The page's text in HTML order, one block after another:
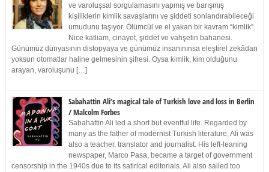
ve varoluşsal sorgulamasını yapmış ve barışmış
kişiliklerin kimlik savaşlarını ve şiddeti sonlandırabileceği
umudunu taşıyor. Ölümcül ve el yakan bir kavram “kimlik”.
Nice katliam, cinayet, şiddet ve vahşetin bahanesi.
Günümüz dünyasının distopyaya ve günümüz insanınınsa eleştirel zekâdan
yoksun otomatlar haline gelmesinin şifresi. Oysa kimlik, kim olduğunu
arayan, varoluşunu […]
Sabahattin Ali’s magical tale of Turkish love and loss in Berlin
/ Malcolm Forbes
Sabahattin Ali led a short but eventful life. Regarded by
many as the father of modernist Turkish literature, Ali was
also a teacher, translator and journalist. His left-leaning
newspaper, Marco Pasa, became a target of government
censorship in the 1940s due to its satirical editorials. Ali also sailed too